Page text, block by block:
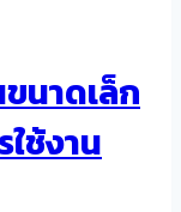
ขนาดเล็ก
ช้งาน